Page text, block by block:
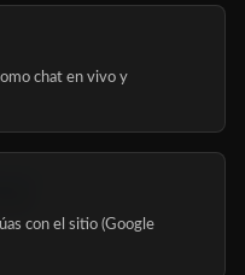
chat en vivo y
con el sitio (Google